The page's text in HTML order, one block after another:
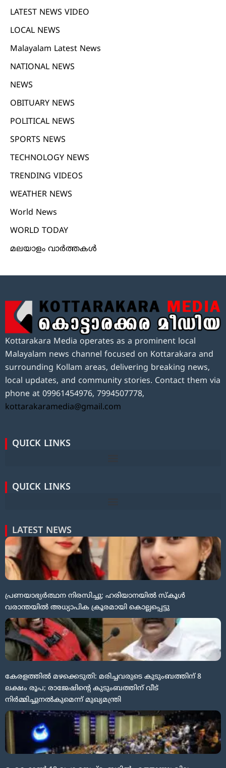
LATEST NEWS VIDEO
LOCAL NEWS
Malayalam Latest News
NATIONAL NEWS
NEWS
OBITUARY NEWS
POLITICAL NEWS
SPORTS NEWS
TECHNOLOGY NEWS
TRENDING VIDEOS
WEATHER NEWS
World News
WORLD TODAY
മലയാളം വാർത്തകൾ
Kottarakara Media operates as a prominent local
Malayalam news channel focused on Kottarakara and
surrounding Kollam areas, delivering breaking news,
local updates, and community stories. Contact them via
phone at 09961454976, 7994507778,
kottarakaramedia@gmail.com
QUICK LINKS
QUICK LINKS
LATEST NEWS
പ്രണയാഭ്യർത്ഥന നിരസിച്ചു; ഹരിയാനയിൽ സ്കൂൾ
വരാന്തയിൽ അധ്യാപിക ക്രൂരമായി കൊല്ലപ്പെട്ടു
കേരളത്തിൽ മഴക്കെടുതി: മരിച്ചവരുടെ കുടുംബത്തിന് 8
ലക്ഷം രൂപ; രാജേഷിന്റെ കുടുംബത്തിന് വീട്
നിര്‍മ്മിച്ചുനല്‍കുമെന്ന് മുഖ്യമന്ത്രി